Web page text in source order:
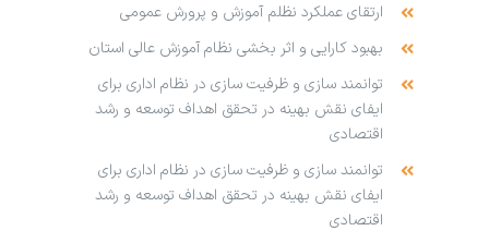
ارتقای عملکرد نظلم آموزش و پرورش عمومی
بهبود کارایی و اثر بخشی نظام آموزش عالی استان
توانمند سازی و ظرفیت سازی در نظام اداری برای
ایفای نقش بهینه در تحقق اهداف توسعه و رشد
اقتصادی
توانمند سازی و ظرفیت سازی در نظام اداری برای
ایفای نقش بهینه در تحقق اهداف توسعه و رشد
اقتصادی